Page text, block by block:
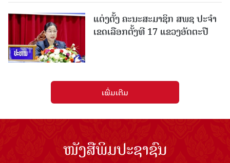
ແຕ່ງຕັ້ງ ຄະນະສະມາຊິກ ສພຊ ປະຈຳ
ເຂດເລືອກຕັ້ງທີ 17 ແຂວງອັດຕະປື
ເພີ່ມເຕີມ
ໜັງສືພິມປະຊາຊົນ